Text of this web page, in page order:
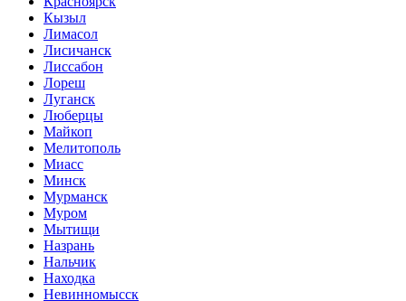
Кызыл
Лимасол
Лисичанск
Лиссабон
Лореш
Луганск
Люберцы
Майкоп
Мелитополь
Миасс
Минск
Мурманск
Муром
Мытищи
Назрань
Нальчик
Находка
Невинномысск